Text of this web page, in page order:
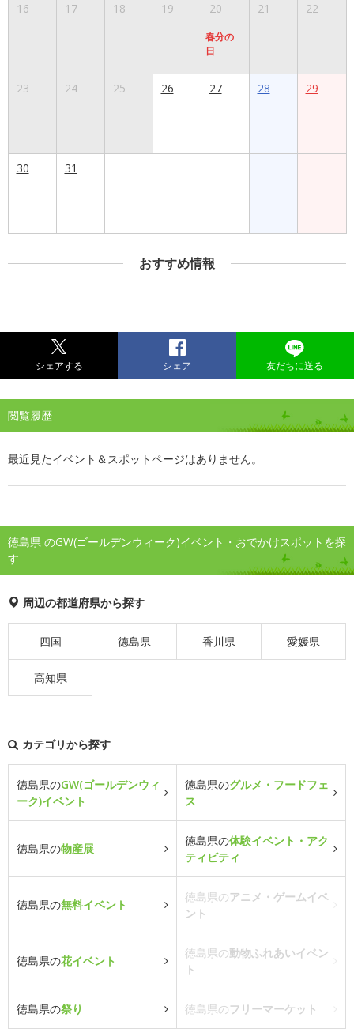
16 17 18 19 20
春分の
日
21 22
23 24 25 26 27 28 29
30 31
おすすめ情報
シェアする シェア 友だちに送る
閲覧履歴
最近見たイベント＆スポットページはありません。
徳島県 のGW(ゴールデンウィーク)イベント・おでかけスポットを探
す
周辺の都道府県から探す
四国 徳島県 香川県 愛媛県
高知県
カテゴリから探す
徳島県のGW(ゴールデンウィ
ーク)イベント
徳島県のグルメ・フードフェ
ス
徳島県の物産展
徳島県の体験イベント・アク
ティビティ
徳島県の無料イベント
徳島県のアニメ・ゲームイベ
ント
徳島県の花イベント
徳島県の動物ふれあいイベン
ト
徳島県の祭り 徳島県のフリーマーケット